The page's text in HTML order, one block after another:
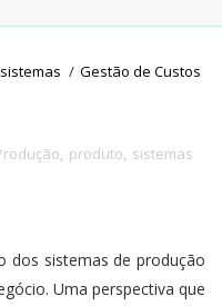
sistemas / Gestão de Custos
, produto, sistemas
dos sistemas de produção
Uma perspectiva que